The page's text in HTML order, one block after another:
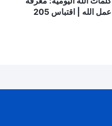
عمل الله | اقتباس 205